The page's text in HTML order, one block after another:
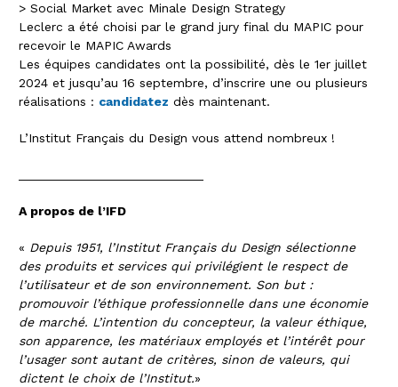
> Social Market avec Minale Design Strategy
Leclerc a été choisi par le grand jury final du MAPIC pour
recevoir le MAPIC Awards
Les équipes candidates ont la possibilité, dès le 1er juillet
2024 et jusqu’au 16 septembre, d’inscrire une ou plusieurs
réalisations : candidatez dès maintenant.
L’Institut Français du Design vous attend nombreux !
A propos de l’IFD
« Depuis 1951, l’Institut Français du Design sélectionne
des produits et services qui privilégient le respect de
l’utilisateur et de son environnement. Son but :
promouvoir l’éthique professionnelle dans une économie
de marché. L’intention du concepteur, la valeur éthique,
son apparence, les matériaux employés et l’intérêt pour
l’usager sont autant de critères, sinon de valeurs, qui
dictent le choix de l’Institut.»